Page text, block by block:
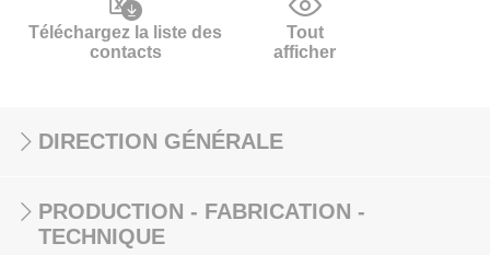
Téléchargez la liste des
contacts
Tout
afficher
DIRECTION GÉNÉRALE
PRODUCTION - FABRICATION -
TECHNIQUE